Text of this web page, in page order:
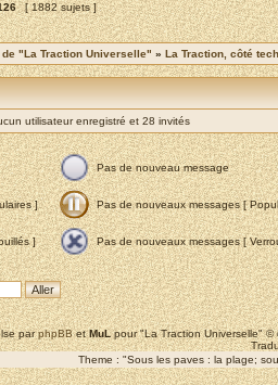
[ 1882 sujets ]
"La Traction Universelle" » La Traction, côté
utilisateur enregistré et 28 invités
Pas de nouveau message
] Pas de nouveaux messages [
] Pas de nouveaux messages [
parphpBBetMuLpour "La Traction Universelle"
Theme : "Sous les paves : la plage;